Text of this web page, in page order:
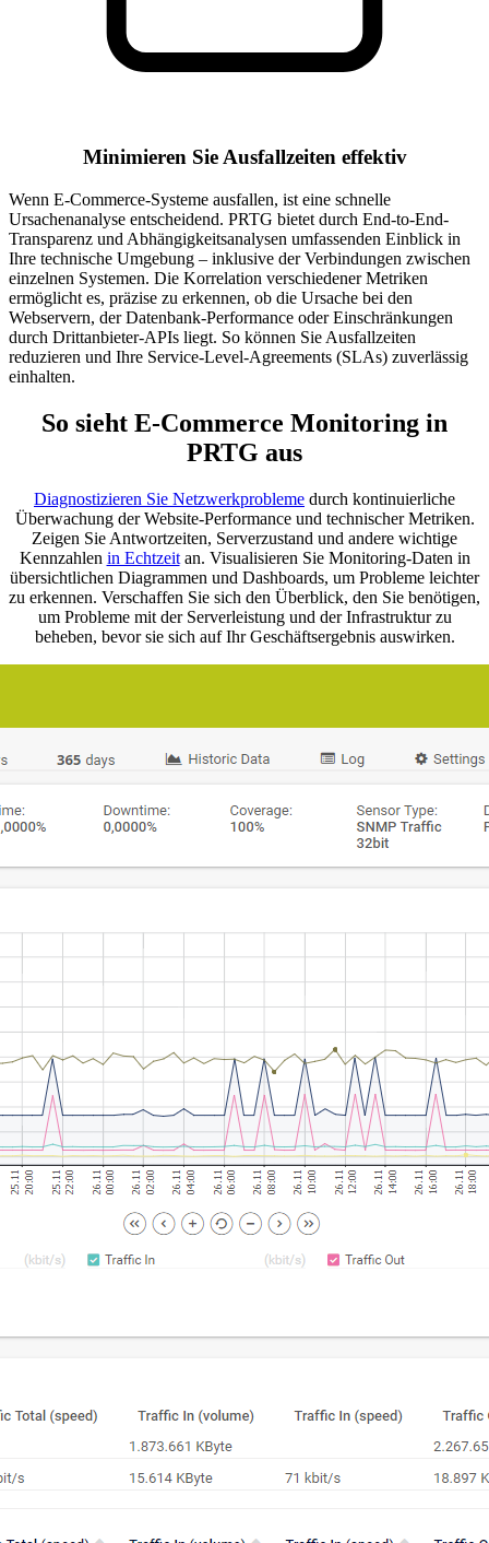
Minimieren Sie Ausfallzeiten effektiv
Wenn E-Commerce-Systeme ausfallen, ist eine schnelle
Ursachenanalyse entscheidend. PRTG bietet durch End-to-End-
Transparenz und Abhängigkeitsanalysen umfassenden Einblick in
Ihre technische Umgebung – inklusive der Verbindungen zwischen
einzelnen Systemen. Die Korrelation verschiedener Metriken
ermöglicht es, präzise zu erkennen, ob die Ursache bei den
Webservern, der Datenbank-Performance oder Einschränkungen
durch Drittanbieter-APIs liegt. So können Sie Ausfallzeiten
reduzieren und Ihre Service-Level-Agreements (SLAs) zuverlässig
einhalten.
So sieht E-Commerce Monitoring in
PRTG aus
Diagnostizieren Sie Netzwerkprobleme durch kontinuierliche
Überwachung der Website-Performance und technischer Metriken.
Zeigen Sie Antwortzeiten, Serverzustand und andere wichtige
Kennzahlen in Echtzeitan. Visualisieren Sie Monitoring-Daten in
übersichtlichen Diagrammen und Dashboards, um Probleme leichter
zu erkennen. Verschaffen Sie sich den Überblick, den Sie benötigen,
um Probleme mit der Serverleistung und der Infrastruktur zu
beheben, bevor sie sich auf Ihr Geschäftsergebnis auswirken.